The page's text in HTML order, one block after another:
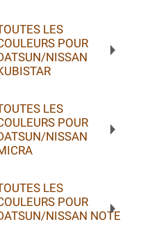
LES
POUR
NISSAN
LES
POUR
NISSAN
LES
POUR
NISSAN NOTE